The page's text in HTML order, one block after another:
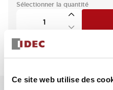
Ce site web utilise des
Sélectionner la quantité